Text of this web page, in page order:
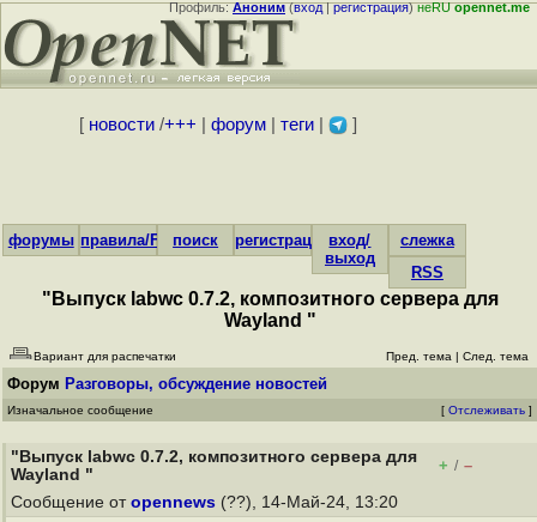
Профиль:Аноним(вход|регистрация)неRUopennet.me
[ новости/+++ форум| теги| ]
форумы правила/FAQпоиск регистрациявход/
выход
слежка
RSS
"Выпуск labwc 0.7.2, композитного сервера для
Wayland "
Вариант для распечатки Пред. тема | След. тема
Форум Разговоры, обсуждение новостей
Изначальное сообщение [ Отслеживать ]
"Выпуск labwc 0.7.2, композитного сервера для
Wayland "
+ / –
Сообщение от opennews (??), 14-Май-24, 13:20